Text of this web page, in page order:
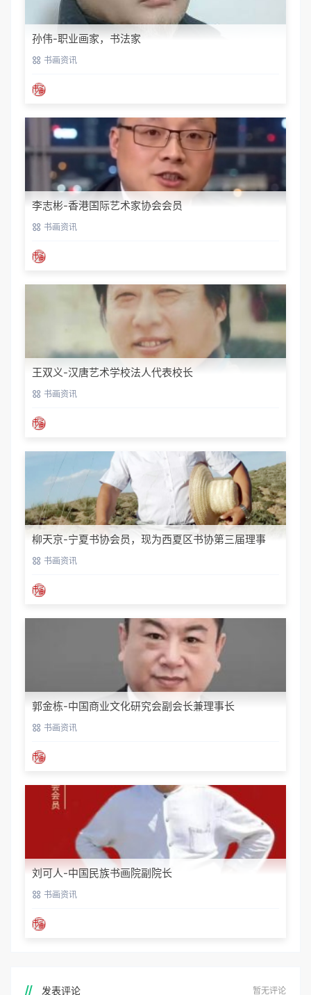
孙伟-职业画家，书法家
书画资讯
李志彬-香港国际艺术家协会会员
书画资讯
王双义-汉唐艺术学校法人代表校长
书画资讯
柳天京-宁夏书协会员，现为西夏区书协第三届理事
书画资讯
郭金栋-中国商业文化研究会副会长兼理事长
书画资讯
刘可人-中国民族书画院副院长
书画资讯
发表评论 暂无评论